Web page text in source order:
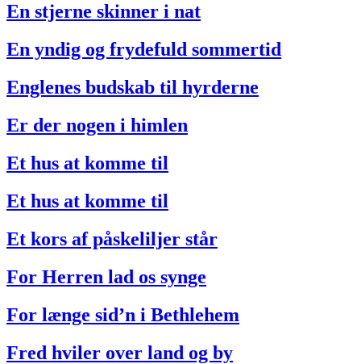
En stjerne skinner i nat
En yndig og frydefuld sommertid
Englenes budskab til hyrderne
Er der nogen i himlen
Et hus at komme til
Et hus at komme til
Et kors af påskeliljer står
For Herren lad os synge
For længe sid’n i Bethlehem
Fred hviler over land og by